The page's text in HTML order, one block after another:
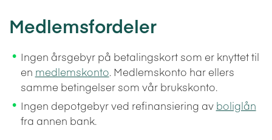
Medlemsfordeler
Ingen årsgebyr på betalingskort som er knyttet til
en medlemskonto. Medlemskonto har ellers
samme betingelser som vår brukskonto.
Ingen depotgebyr ved refinansiering av boliglån
fra annen bank.